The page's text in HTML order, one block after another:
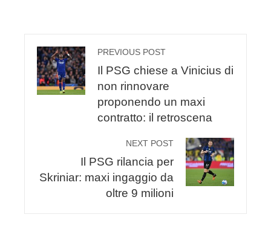
PREVIOUS POST
Il PSG chiese a Vinicius di
non rinnovare
proponendo un maxi
contratto: il retroscena
NEXT POST
Il PSG rilancia per
Skriniar: maxi ingaggio da
oltre 9 milioni